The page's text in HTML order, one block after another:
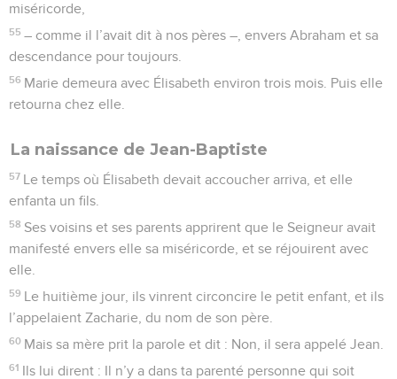
miséricorde,
55 – comme il l’avait dit à nos pères –, envers Abraham et sa
descendance pour toujours.
56 Marie demeura avec Élisabeth environ trois mois. Puis elle
retourna chez elle.
La naissance de Jean-Baptiste
57 Le temps où Élisabeth devait accoucher arriva, et elle
enfanta un fils.
58 Ses voisins et ses parents apprirent que le Seigneur avait
manifesté envers elle sa miséricorde, et se réjouirent avec
elle.
59 Le huitième jour, ils vinrent circoncire le petit enfant, et ils
l’appelaient Zacharie, du nom de son père.
60 Mais sa mère prit la parole et dit : Non, il sera appelé Jean.
61 Ils lui dirent : Il n’y a dans ta parenté personne qui soit